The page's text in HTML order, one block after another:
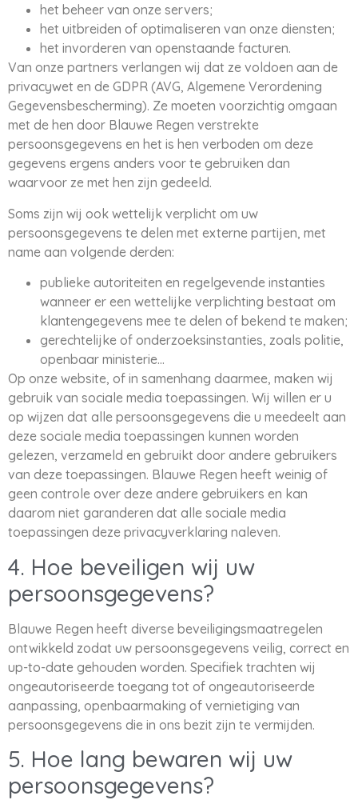
het beheer van onze servers;
het uitbreiden of optimaliseren van onze diensten;
het invorderen van openstaande facturen.
Van onze partners verlangen wij dat ze voldoen aan de
privacywet en de GDPR (AVG, Algemene Verordening
Gegevensbescherming). Ze moeten voorzichtig omgaan
met de hen door Blauwe Regen verstrekte
persoonsgegevens en het is hen verboden om deze
gegevens ergens anders voor te gebruiken dan
waarvoor ze met hen zijn gedeeld.
Soms zijn wij ook wettelijk verplicht om uw
persoonsgegevens te delen met externe partijen, met
name aan volgende derden:
publieke autoriteiten en regelgevende instanties
wanneer er een wettelijke verplichting bestaat om
klantengegevens mee te delen of bekend te maken;
gerechtelijke of onderzoeksinstanties, zoals politie,
openbaar ministerie…
Op onze website, of in samenhang daarmee, maken wij
gebruik van sociale media toepassingen. Wij willen er u
op wijzen dat alle persoonsgegevens die u meedeelt aan
deze sociale media toepassingen kunnen worden
gelezen, verzameld en gebruikt door andere gebruikers
van deze toepassingen. Blauwe Regen heeft weinig of
geen controle over deze andere gebruikers en kan
daarom niet garanderen dat alle sociale media
toepassingen deze privacyverklaring naleven.
4. Hoe beveiligen wij uw
persoonsgegevens?
Blauwe Regen heeft diverse beveiligingsmaatregelen
ontwikkeld zodat uw persoonsgegevens veilig, correct en
up-to-date gehouden worden. Specifiek trachten wij
ongeautoriseerde toegang tot of ongeautoriseerde
aanpassing, openbaarmaking of vernietiging van
persoonsgegevens die in ons bezit zijn te vermijden.
5. Hoe lang bewaren wij uw
persoonsgegevens?